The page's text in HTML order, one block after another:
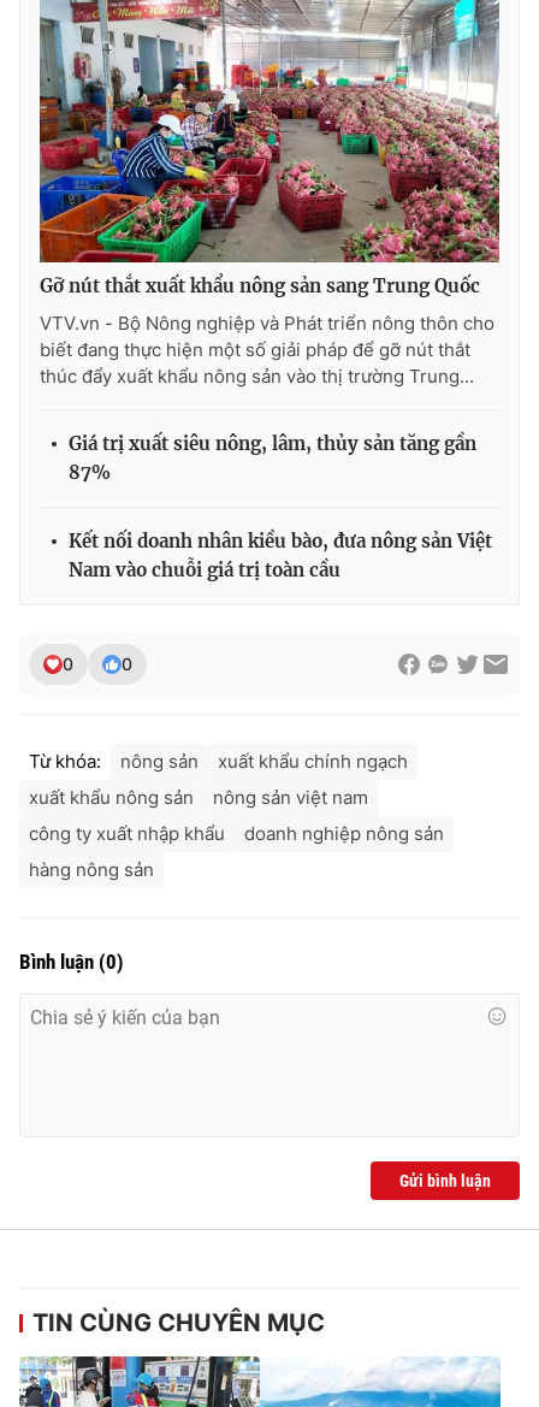
Gỡ nút thắt xuất khẩu nông sản sang Trung Quốc
VTV.vn - Bộ Nông nghiệp và Phát triển nông thôn cho
biết đang thực hiện một số giải pháp để gỡ nút thắt
thúc đẩy xuất khẩu nông sản vào thị trường Trung...
Giá trị xuất siêu nông, lâm, thủy sản tăng gần
87%
Kết nối doanh nhân kiều bào, đưa nông sản Việt
Nam vào chuỗi giá trị toàn cầu
0 0
Từ khóa: nông sản
xuất khẩu chính ngạch
xuất khẩu nông sản
nông sản việt nam
công ty xuất nhập khẩu
doanh nghiệp nông sản
hàng nông sản
Bình luận (0)
Gửi bình luận
TIN CÙNG CHUYÊN MỤC